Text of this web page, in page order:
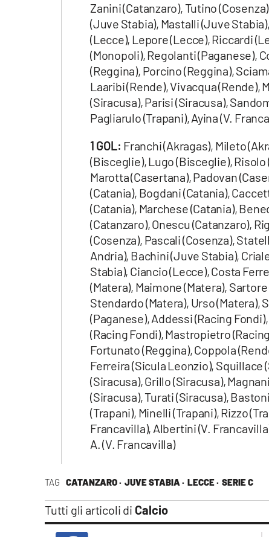
Vai
TAG CATANZARO · JUVE STABIA · LECCE · SERIE C
Tutti gli articoli di Calcio
Zanini (Catanzaro), Tutino
(Juve Stabia), Mastalli (Juve
(Lecce), Lepore (Lecce), Riccardi
(Monopoli), Regolanti (Paganese),
(Reggina), Porcino (Reggina),
Laaribi (Rende), Vivacqua (Rende),
(Siracusa), Parisi (Siracusa),
Pagliarulo (Trapani), Ayina (V.
1 GOL: Franchi (Akragas), Mileto
(Bisceglie), Lugo (Bisceglie), Risolo
Marotta (Casertana), Padovan
(Catania), Bogdani (Catania),
(Catania), Marchese (Catania),
(Catanzaro), Onescu (Catanzaro),
(Cosenza), Pascali (Cosenza),
Andria), Bachini (Juve Stabia),
Stabia), Ciancio (Lecce), Costa
(Matera), Maimone (Matera),
Stendardo (Matera), Urso (Matera),
(Paganese), Addessi (Racing
(Racing Fondi), Mastropietro
Fortunato (Reggina), Coppola
Ferreira (Sicula Leonzio), Squillace
(Siracusa), Grillo (Siracusa),
(Siracusa), Turati (Siracusa),
(Trapani), Minelli (Trapani), Rizzo
Francavilla), Albertini (V.
A. (V. Francavilla)